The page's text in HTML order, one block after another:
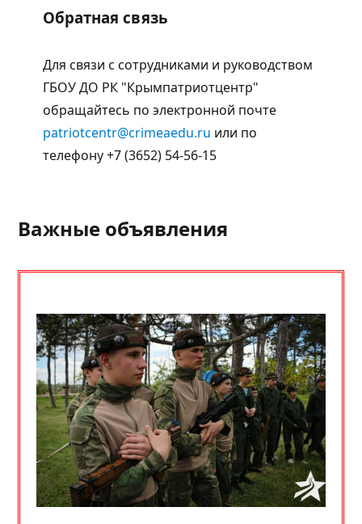
Обратная связь
Для связи с сотрудниками и руководством
ГБОУ ДО РК "Крымпатриотцентр"
обращайтесь по электронной почте
patriotcentr@crimeaedu.ru или по
телефону +7 (3652) 54-56-15
Важные объявления